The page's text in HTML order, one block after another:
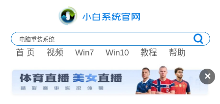
✕
首 页 视频 Win7 Win10 教程 帮助